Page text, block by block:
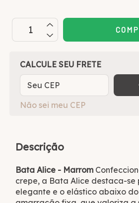
OPÇÕES DE FRETE
CALCULE SEU FRETE
Não sei meu CEP
Descrição
Bata Alice - Marrom
crepe, a Bata Alice destaca-se
elegante e o elástico abaixo